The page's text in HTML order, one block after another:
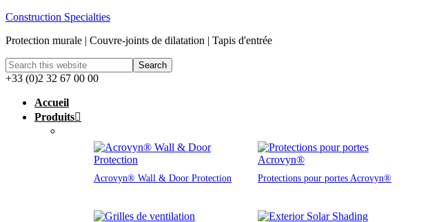
Construction Specialties
Protection murale | Couvre-joints de dilatation | Tapis d'entrée
+33 (0)2 32 67 00 00
Accueil
Produits
Acrovyn® Wall & Door Protection Protections pour portes Acrovyn®